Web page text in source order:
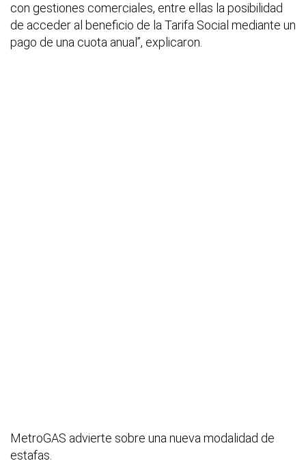
con gestiones comerciales, entre ellas la posibilidad
de acceder al beneficio de la Tarifa Social mediante un
pago de una cuota anual”, explicaron.
MetroGAS advierte sobre una nueva modalidad de
estafas.